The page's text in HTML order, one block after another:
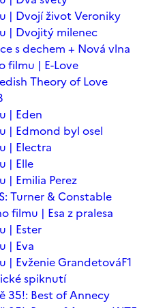
| Dvojí život Veroniky
| Dvojitý milenec
s dechem + Nová vlna
filmu | E-Love
Theory of Love
| Eden
| Edmond byl osel
| Electra
| Elle
| Emilia Perez
Turner & Constable
filmu | Esa z pralesa
| Ester
| Eva
| Evženie GrandetováF1
spiknutí
35!: Best of Annecy